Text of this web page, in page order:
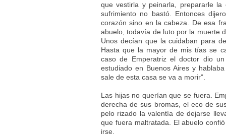
que vestirla y peinarla, prepararle
sufrimiento no bastó. Entonces
corazón sino en la cabeza. De esa
abuelo, todavía de luto por la muerte
Unos decían que la cuidaban para
Hasta que la mayor de mis tías se
caso de Emperatriz el doctor dio
estudiado en Buenos Aires y
sale de esta casa se va a morir”.
Las hijas no querían que se fuera.
derecha de sus bromas, el eco de
pelo rizado la valentía de dejarse
que fuera maltratada. El abuelo
irse.